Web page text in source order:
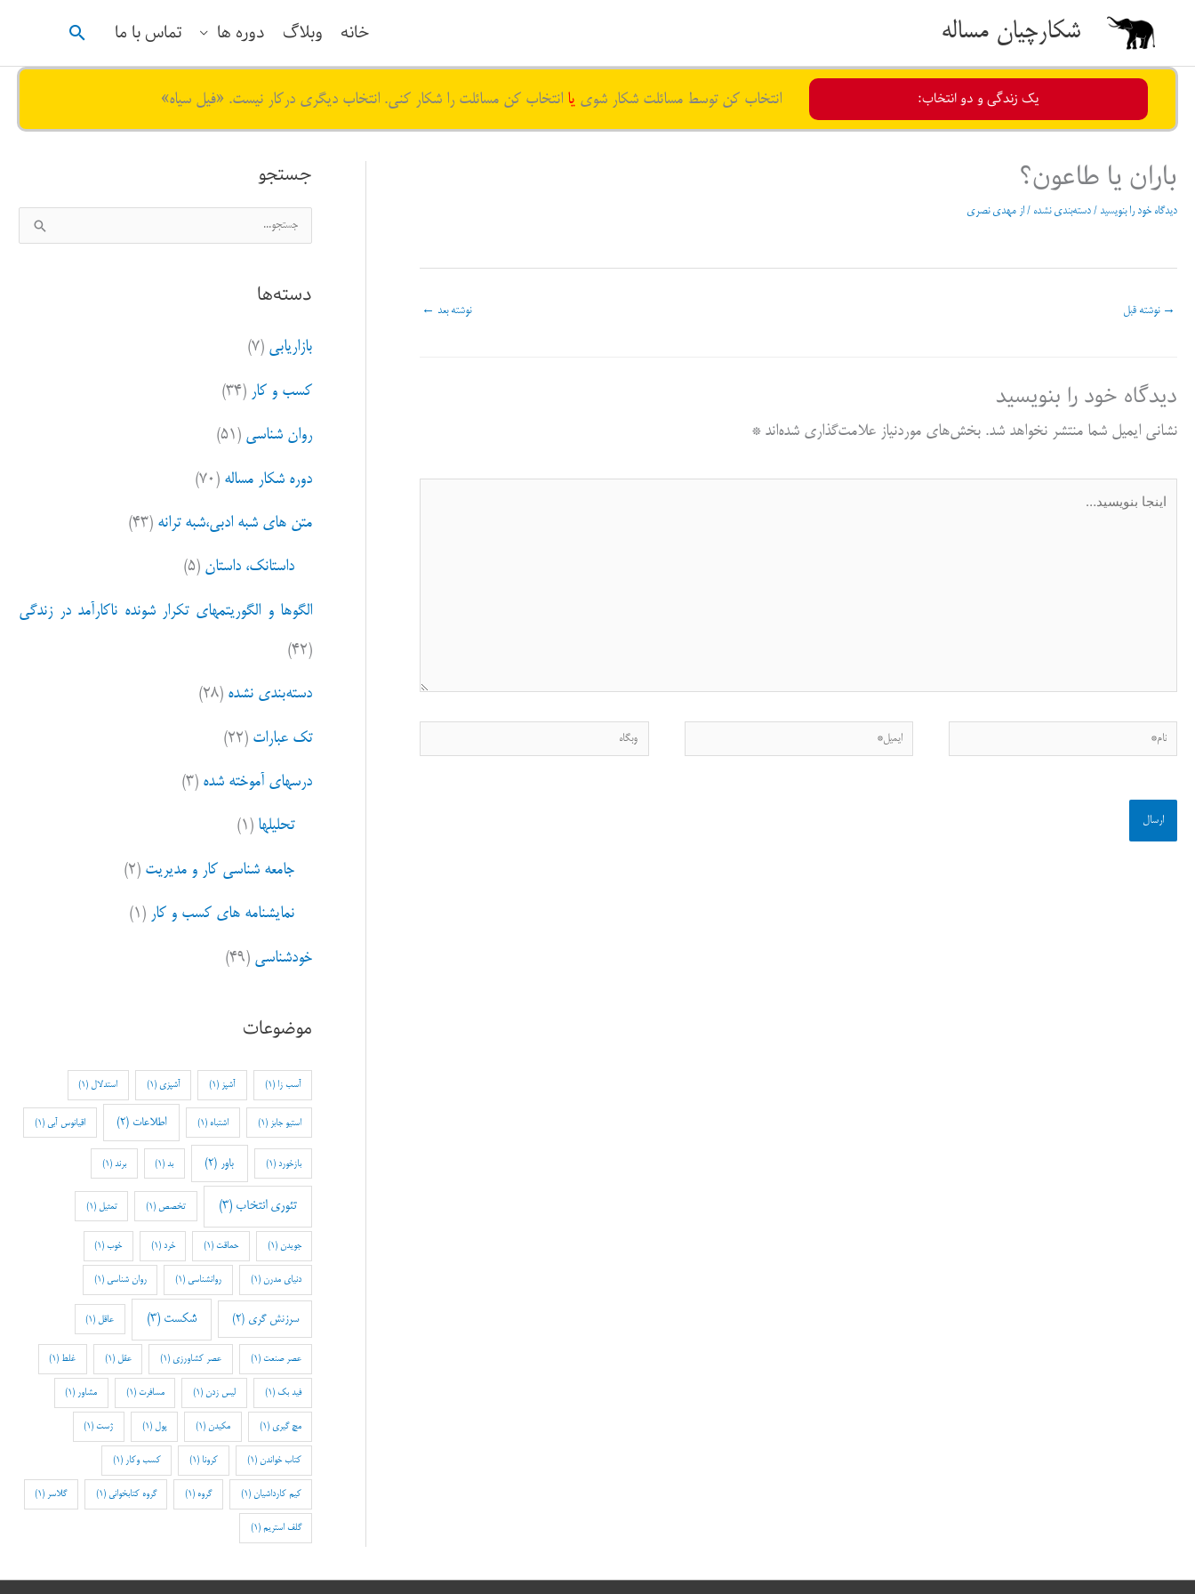
شکارچیان مساله خانه وبلاگ دوره ها تماس با ما جستجو
یک زندگی و دو انتخاب: انتخاب کن توسط مسائلت شکار شوی یا انتخاب کن مسائلت را شکار کنی. انتخاب دیگری درکار نیست. «فیل سیاه»
باران یا طاعون؟
دیدگاه‌ خود را بنویسید / دسته‌بندی نشده / از مهدی نصری
→ نوشته قبل نوشته بعد ←
دیدگاه‌ خود را بنویسید
نشانی ایمیل شما منتشر نخواهد شد. بخش‌های موردنیاز علامت‌گذاری شده‌اند*
نام* ایمیل* وبگاه
جستجو
س
ج
ب
ی
دسته‌ها
بازاریابی (۷)
کسب و کار (۳۴)
روان شناسی (۵۱)
دوره شکار مساله (۷۰)
متن های شبه ادبی،شبه ترانه (۴۳)
داستانک، داستان (۵)
الگوها و الگوریتمهای تکرار شونده ناکارآمد در زندگی
(۴۲)
دسته‌بندی نشده (۲۸)
تک عبارات (۲۲)
درسهای آموخته شده (۳)
تحلیلها (۱)
جامعه شناسی کار و مدیریت (۲)
نمایشنامه های کسب و کار (۱)
خودشناسی (۴۹)
موضوعات
آسب زا (1) آشپز (1) آشپزی (1) استدلال (1)
استیو جابز (1) اشتباه (1) اطلاعات (2) اقیانوس آبی (1)
بازخورد (1) باور (2) بد(1) برند (1)
تئوری انتخاب (3) تخصص (1) تمثیل (1)
جویدن (1) حماقت(1) خرد (1) خوب(1)
دنیای مدرن (1) روانشناسی (1) روان شناسی (1)
سرزنش گری (2) شکست (3) عاقل (1)
عصر صنعت (1) عصر کشاورزی(1) عقل (1) غلط (1)
فید بک (1) لیس زدن (1) مسافرت (1) مشاور (1)
مچ گیری (1) مکیدن (1) پول (1) ژست(1)
کتاب خواندن (1) کرونا (1) کسب وکار (1)
کیم کارداشیان (1) گروه (1) گروه کتابخوانی (1) گلاسر (1)
گلف استریم (1)